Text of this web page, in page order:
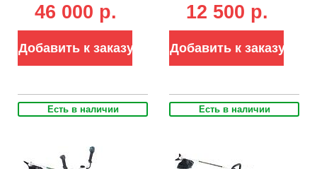
(RUS, BL 60В,
Standart Connect,
38 мм., штанга 122
см., 5,5 кг.)
46 000 p.
Добавить к заказу
для АКБ 4-8 А/ч
(PRC, 60В, 5,5 А,
12 500 p.
Добавить к заказу
Есть в наличии Есть в наличии